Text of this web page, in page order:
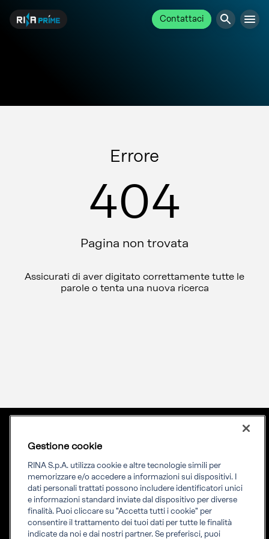
Contattaci
Errore
404
Pagina non trovata
Assicurati di aver digitato correttamente tutte le
parole o tenta una nuova ricerca
Priming your future
RINA Prime supporta i propri clienti nella transizione verso un
futuro più evoluto e sostenibile
Gestione cookie
RINA S.p.A. utilizza cookie e altre tecnologie simili per
memorizzare e/o accedere a informazioni sui dispositivi. I
dati personali trattati possono includere identificatori unici
e informazioni standard inviate dal dispositivo per diverse
finalità. Puoi cliccare su "Accetta tutti i cookie" per
consentire il trattamento dei tuoi dati per tutte le finalità
indicate da noi e dai nostri partner. Se preferisci, puoi